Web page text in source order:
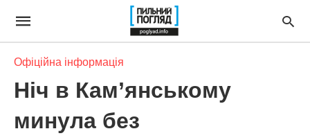
Офіційна інформація
Ніч в Кам’янському
минула без